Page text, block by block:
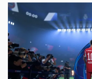
مهاجم برای حفظ تعادل پس از
ناگهانی توپ پس از برخورد
استراتژی‌های شما را عمیق‌تر
تبدیل می‌سازد که هرگز تکرار